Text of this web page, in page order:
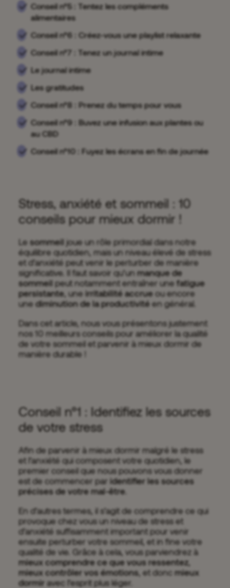
Conseil n°5 : Tentez les compléments
alimentaires
Conseil n°6 : Créez-vous une playlist relaxante
Conseil n°7 : Tenez un journal intime
Le journal intime
Les gratitudes
Conseil n°8 : Prenez du temps pour vous
Conseil n°9 : Buvez une infusion aux plantes ou
au CBD
Conseil n°10 : Fuyez les écrans en fin de journée
Stress, anxiété et sommeil : 10
conseils pour mieux dormir !
Le sommeil joue un rôle primordial dans notre
équilibre quotidien, mais un niveau élevé de stress
et d’anxiété peut venir le perturber de manière
significative. Il faut savoir qu’unmanque de
sommeil peut notamment entraîner une fatigue
persistante, une irritabilité accrue ou encore
unediminution de la productivité en général.
Dans cet article, nous vous présentons justement
nos 10 meilleurs conseils pour améliorer la qualité
de votre sommeil et parvenir à mieux dormir de
manière durable !
Conseil n°1 : Identifiez les sources
de votre stress
Afin de parvenir à mieux dormir malgré le stress
et l’anxiété qui composent votre quotidien, le
premier conseil que nous pouvons vous donner
est de commencer par identifier les sources
précises de votre mal-être
En d’autres termes, il s’agit de comprendre ce qui
provoque chez vous un niveau de stress et
d’anxiété suffisamment important pour venir
ensuite perturber votre sommeil, et in fine votre
qualité de vie. Grâce à cela, vous parviendrez à
mieux comprendre ce que vous ressentez,
mieux contrôler vos émotions, et doncmieux
dormir avec l’esprit plus léger.